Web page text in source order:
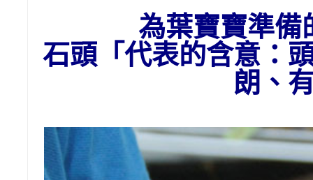
為葉寶寶準備
石頭 「代表的含意：
朗、